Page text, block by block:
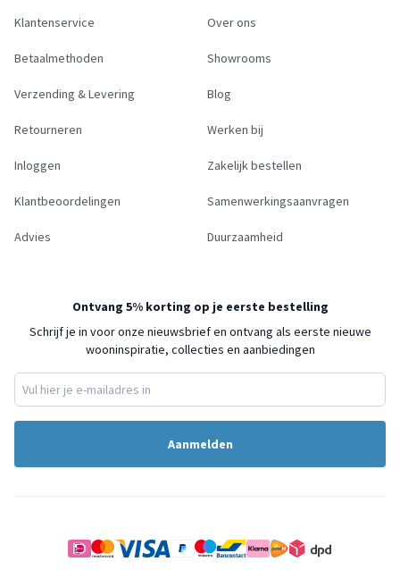
Klantenservice
Betaalmethoden
Verzending & Levering
Retourneren
Inloggen
Klantbeoordelingen
Advies
Over ons
Showrooms
Blog
Werken bij
Zakelijk bestellen
Samenwerkingsaanvragen
Duurzaamheid
Ontvang 5% korting op je eerste bestelling
Schrijf je in voor onze nieuwsbrief en ontvang als eerste nieuwe
wooninspiratie, collecties en aanbiedingen
Aanmelden